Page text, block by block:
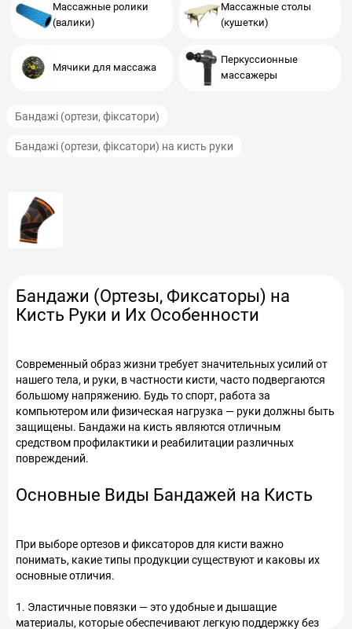
Массажные ролики
(валики)
Массажные столы
(кушетки)
Мячики для массажа
Перкуссионные
массажеры
Бандажі (ортези, фіксатори)
Бандажі (ортези, фіксатори) на кисть руки
Бандажи (Ортезы, Фиксаторы) на
Кисть Руки и Их Особенности
Современный образ жизни требует значительных усилий от
нашего тела, и руки, в частности кисти, часто подвергаются
большому напряжению. Будь то спорт, работа за
компьютером или физическая нагрузка — руки должны быть
защищены. Бандажи на кисть являются отличным
средством профилактики и реабилитации различных
повреждений.
Основные Виды Бандажей на Кисть
При выборе ортезов и фиксаторов для кисти важно
понимать, какие типы продукции существуют и каковы их
основные отличия.
1. Эластичные повязки — это удобные и дышащие
материалы, которые обеспечивают легкую поддержку без